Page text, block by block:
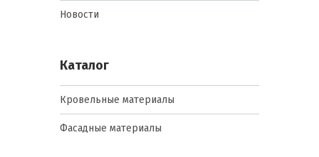
энергетической эффективности.
Монтаж двух ручек (ручки внизу
(рекомендованы для установки в
ламинированное внутреннее
Новости
Каталог
Кровельные материалы
Фасадные материалы